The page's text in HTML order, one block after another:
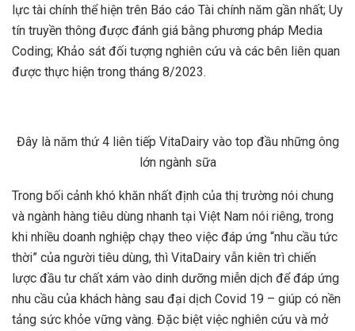
lực tài chính thể hiện trên Báo cáo Tài chính năm gần nhất; Uy
tín truyền thông được đánh giá bằng phương pháp Media
Coding; Khảo sát đối tượng nghiên cứu và các bên liên quan
được thực hiện trong tháng 8/2023.
Đây là năm thứ 4 liên tiếp VitaDairy vào top đầu những ông
lớn ngành sữa
Trong bối cảnh khó khăn nhất định của thị trường nói chung
và ngành hàng tiêu dùng nhanh tại Việt Nam nói riêng, trong
khi nhiều doanh nghiệp chạy theo việc đáp ứng “nhu cầu tức
thời” của người tiêu dùng, thì VitaDairy vẫn kiên trì chiến
lược đầu tư chất xám vào dinh dưỡng miễn dịch để đáp ứng
nhu cầu của khách hàng sau đại dịch Covid 19 – giúp có nền
tảng sức khỏe vững vàng. Đặc biệt việc nghiên cứu và mở